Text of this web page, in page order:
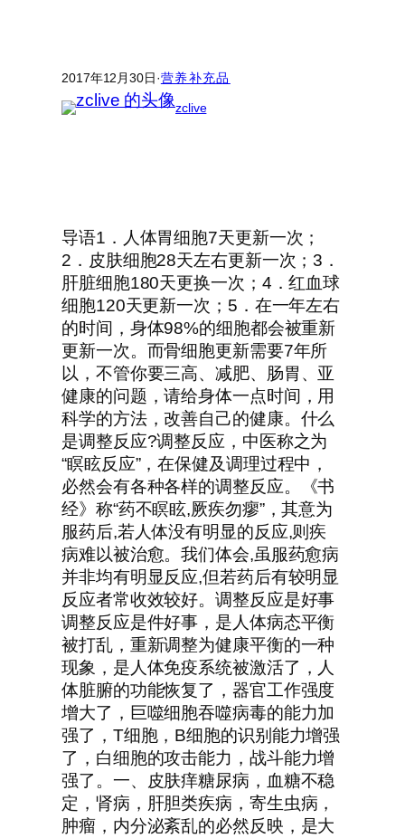
2017年12月30日·营养补充品
zclive
导语1．人体胃细胞7天更新一次；
2．皮肤细胞28天左右更新一次；3．
肝脏细胞180天更换一次；4．红血球
细胞120天更新一次；5．在一年左右
的时间，身体98%的细胞都会被重新
更新一次。而骨细胞更新需要7年所
以，不管你要三高、减肥、肠胃、亚
健康的问题，请给身体一点时间，用
科学的方法，改善自己的健康。什么
是调整反应?调整反应，中医称之为
“瞑眩反应”，在保健及调理过程中，
必然会有各种各样的调整反应。《书
经》称“药不瞑眩,厥疾勿瘳”，其意为
服药后,若人体没有明显的反应,则疾
病难以被治愈。我们体会,虽服药愈病
并非均有明显反应,但若药后有较明显
反应者常收效较好。调整反应是好事
调整反应是件好事，是人体病态平衡
被打乱，重新调整为健康平衡的一种
现象，是人体免疫系统被激活了，人
体脏腑的功能恢复了，器官工作强度
增大了，巨噬细胞吞噬病毒的能力加
强了，T细胞，B细胞的识别能力增强
了，白细胞的攻击能力，战斗能力增
强了。一、皮肤痒糖尿病，血糖不稳
定，肾病，肝胆类疾病，寄生虫病，
肿瘤，内分泌紊乱的必然反映，是大